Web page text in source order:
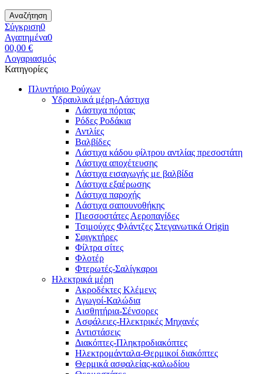
Αναζήτηση
Σύγκριση0
Αγαπημένα0
00,00 €
Λογαριασμός
Κατηγορίες
Πλυντήριο Ρούχων
Υδραυλικά μέρη-Λάστιχα
Λάστιχα πόρτας
Ρόδες Ροδάκια
Αντλίες
Βαλβίδες
Λάστιχα κάδου φίλτρου αντλίας πρεσοστάτη
Λάστιχα αποχέτευσης
Λάστιχα εισαγωγής με βαλβίδα
Λάστιχα εξαέρωσης
Λάστιχα παροχής
Λάστιχα σαπουνοθήκης
Πιεσσοστάτες Αεροπαγίδες
Τσιμούχες Φλάντζες Στεγανωτικά Origin
Σφιγκτήρες
Φίλτρα σίτες
Φλοτέρ
Φτερωτές-Σαλίγκαροι
Ηλεκτρικά μέρη
Ακροδέκτες Κλέμενς
Αγωγοί-Καλώδια
Αισθητήρια-Σένσορες
Ασφάλειες-Ηλεκτρικές Μηχανές
Αντιστάσεις
Διακόπτες-Πληκτροδιακόπτες
Ηλεκτρομάνταλα-Θερμικοί διακόπτες
Θερμικά ασφαλείας-καλωδίου